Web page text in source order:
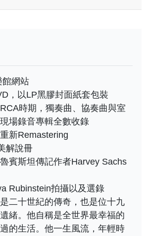
館網站
，以LP黑膠封面紙套包裝
時期，獨奏曲、協奏曲與室
場錄音專輯全數收錄
新Remastering
解說冊
賓斯坦傳記作者Harvey Sachs
Rubinstein拍攝以及選錄
二十世紀的傳奇，也是位十九
緒。他自稱是全世界最幸福的
的生活。他一生風流，年輕時